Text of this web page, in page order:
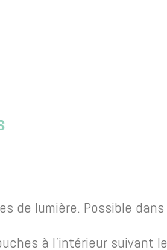
de lumière. Possible dans
à l’intérieur suivant le